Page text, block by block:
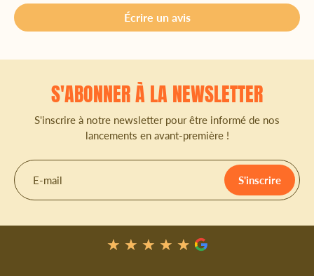
Écrire un avis
S'ABONNER À LA NEWSLETTER
S'inscrire à notre newsletter pour être informé de nos
lancements en avant-première !
E-mail S'inscrire
★★★★★
★★★★★